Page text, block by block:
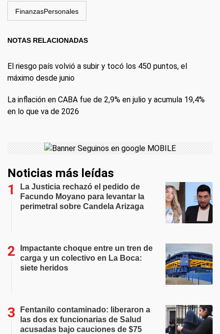
FinanzasPersonales
NOTAS RELACIONADAS
El riesgo país volvió a subir y tocó los 450 puntos, el
máximo desde junio
La inflación en CABA fue de 2,9% en julio y acumula 19,4%
en lo que va de 2026
Noticias más leídas
La Justicia rechazó el pedido de
Facundo Moyano para levantar la
perimetral sobre Candela Arizaga
Impactante choque entre un tren de
carga y un colectivo en La Boca:
siete heridos
Fentanilo contaminado: liberaron a
las dos ex funcionarias de Salud
acusadas bajo cauciones de $75